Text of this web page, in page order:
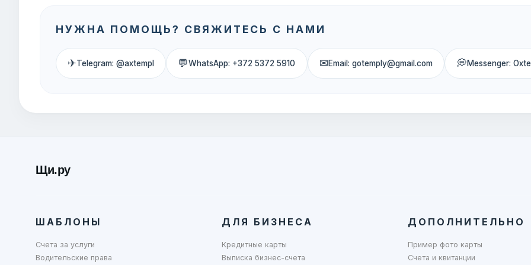
НУЖНА ПОМОЩЬ? СВЯЖИТЕСЬ С НАМИ
✈Telegram: @axtempl 💬WhatsApp: +372 5372 5910 ✉Email: gotemply@gmail.com 💭Messenger:
Щи.ру
ШАБЛОНЫ
Счета за услуги
Водительские права
ДЛЯ БИЗНЕСА
Кредитные карты
Выписка бизнес-счета
ДОПОЛНИТЕЛЬНО
Пример фото карты
Счета и квитанции